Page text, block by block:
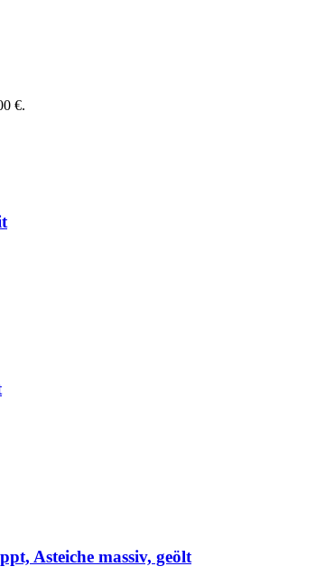
€.
Asteiche massiv, geölt